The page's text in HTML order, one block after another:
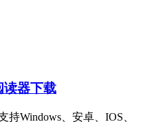
读器下载
Windows、安卓、IOS、